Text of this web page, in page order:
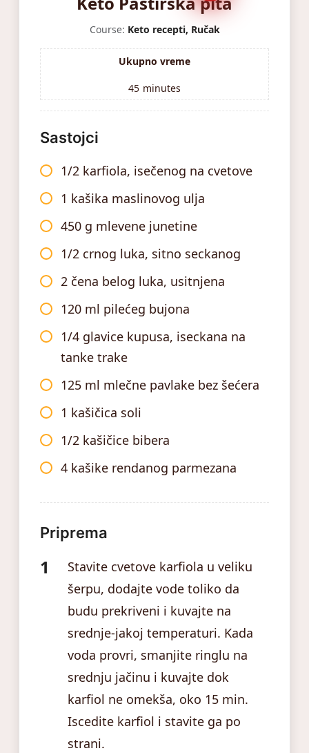
Course: Keto recepti, Ručak
Ukupno vreme
45 minutes
Sastojci
1/2 karfiola, isečenog na cvetove
1 kašika maslinovog ulja
450 g mlevene junetine
1/2 crnog luka, sitno seckanog
2 čena belog luka, usitnjena
120 ml pilećeg bujona
1/4 glavice kupusa, iseckana na
tanke trake
125 ml mlečne pavlake bez šećera
1 kašičica soli
1/2 kašičice bibera
4 kašike rendanog parmezana
Priprema
Stavite cvetove karfiola u veliku
šerpu, dodajte vode toliko da
budu prekriveni i kuvajte na
srednje-jakoj temperaturi. Kada
voda provri, smanjite ringlu na
srednju jačinu i kuvajte dok
karfiol ne omekša, oko 15 min.
Iscedite karfiol i stavite ga po
strani.